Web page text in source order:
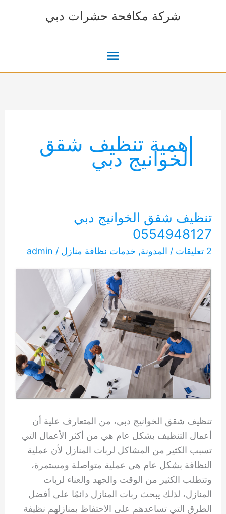
شركة مكافحة حشرات دبي
القائمة
اهمية تنظيف شقق
الخوانيج دبي
تنظيف شقق الخوانيج دبي
0554948127
2 تعليقات / المدونة, خدمات نظافة منازل /
admin
تنظيف شقق الخوانيج دبي، من المتعارف علية أن
أعمال التنظيف بشكل عام هي من أكثر الأعمال التي
تسبب الكثير من المشاكل لربات المنازل لأن عملية
النظافة بشكل عام هي عملية متواصلة ومستمرة،
وتتطلب الكثير من الوقت والجهد والعناء لربات
المنازل، لذلك يبحث ربات المنازل دائمًا على أفضل
الطرق التي تساعدهم على الاحتفاظ بمنازلهم نظيفة